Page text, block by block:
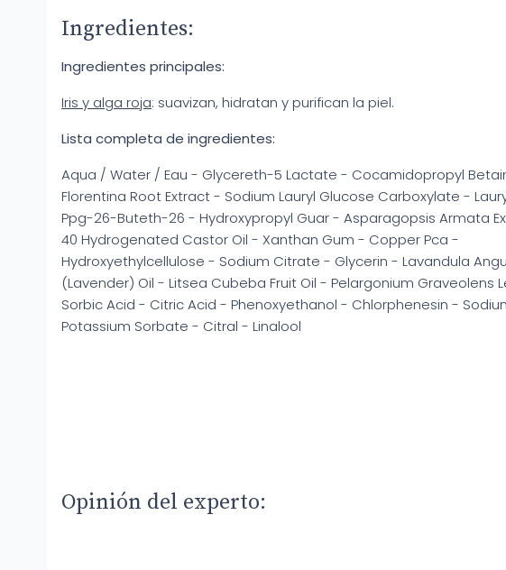
Ingredientes:
Ingredientes principales:
Iris y alga roja: suavizan, hidratan y purifican la piel.
Lista completa de ingredientes:
Aqua / Water / Eau - Glycereth-5 Lactate - Cocamidopropyl
Florentina Root Extract - Sodium Lauryl Glucose Carboxylate -
Ppg-26-Buteth-26 - Hydroxypropyl Guar - Asparagopsis Armata
40 Hydrogenated Castor Oil - Xanthan Gum - Copper Pca -
Hydroxyethylcellulose - Sodium Citrate - Glycerin - Lavandula
(Lavender) Oil - Litsea Cubeba Fruit Oil - Pelargonium Graveolens
Sorbic Acid - Citric Acid - Phenoxyethanol - Chlorphenesin -
Potassium Sorbate - Citral - Linalool
Opinión del experto: